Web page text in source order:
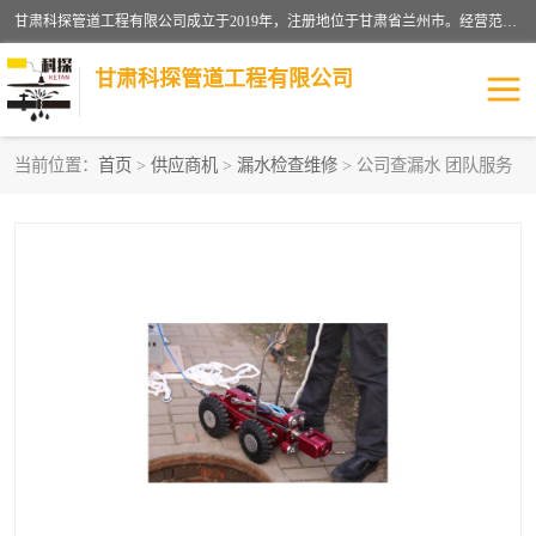
甘肃科探管道工程有限公司成立于2019年，注册地位于甘肃省兰州市。经营范围包括管道安装、清洗、疏通、维修、检测，防水工程，工程钻孔，化粪池清理，暖气安装，给排水管道安装维修，室内外管道如消防、供水、供热管道漏水检测定位，室内外防水堵漏等。
甘肃科探管道工程有限公司
当前位置： 首页 > 供应商机 > 漏水检查维修 > 公司查漏水 团队服务
供热管道漏水 排水管道漏水
自来水管漏水 管道疏通
高压车疏通清淤